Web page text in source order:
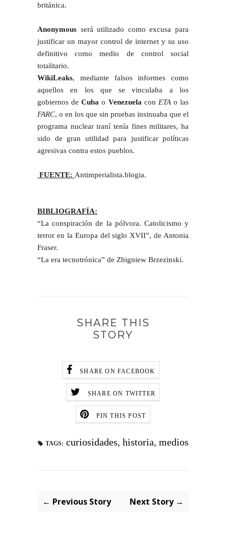
británica.
Anonymous será utilizado como excusa para
justificar un mayor control de internet y su uso
definitivo como medio de control social
totalitario.
WikiLeaks, mediante falsos informes como
aquellos en los que se vinculaba a los
gobiernos de Cuba o Venezuela con ETAo las
FARC, o en los que sin pruebas insinuaba que el
programa nuclear iraní tenía fines militares, ha
sido de gran utilidad para justificar políticas
agresivas contra estos pueblos.
FUENTE: Antimperialista.blogia.
BIBLIOGRAFÍA:
“La conspiración de la pólvora. Catolicismo y
terror en la Europa del siglo XVII”, de Antonia
Fraser.
“La era tecnotrónica” de Zbigniew Brzezinski.
SHARE THIS
STORY
SHARE ON FACEBOOK
SHARE ON TWITTER
PIN THIS POST
TAGS: curiosidades, historia, medios
← Previous Story Next Story →